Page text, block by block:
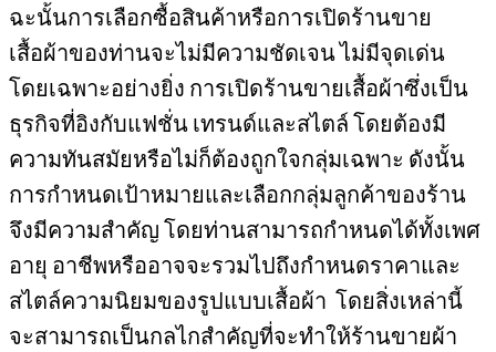
ฉะนั้นการเลือกซื้อสินค้าหรือการเปิดร้านขาย
เสื้อผ้าของท่านจะไม่มีความชัดเจน ไม่มีจุดเด่น
โดยเฉพาะอย่างยิ่ง การเปิดร้านขายเสื้อผ้าซึ่งเป็น
ธุรกิจที่อิงกับแฟชั่น เทรนด์และสไตล์ โดยต้องมี
ความทันสมัยหรือไม่ก็ต้องถูกใจกลุ่มเฉพาะ ดังนั้น
การกำหนดเป้าหมายและเลือกกลุ่มลูกค้าของร้าน
จึงมีความสำคัญ โดยท่านสามารถกำหนดได้ทั้งเพศ
อายุ อาชีพหรืออาจจะรวมไปถึงกำหนดราคาและ
สไตล์ความนิยมของรูปแบบเสื้อผ้า โดยสิ่งเหล่านี้
จะสามารถเป็นกลไกสำคัญที่จะทำให้ร้านขายผ้า